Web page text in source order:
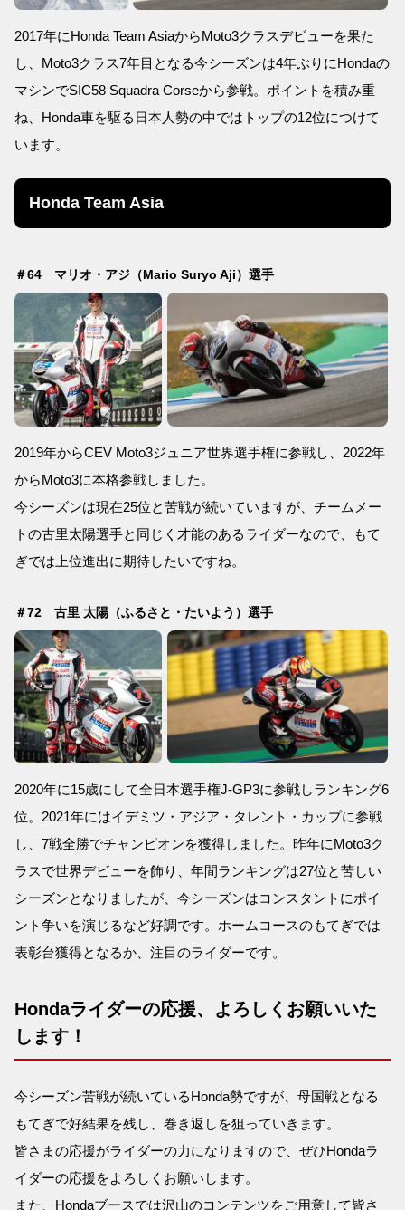
2017年にHonda Team AsiaからMoto3クラスデビューを果た
し、Moto3クラス7年目となる今シーズンは4年ぶりにHondaの
マシンでSIC58 Squadra Corseから参戦。ポイントを積み重
ね、Honda車を駆る日本人勢の中ではトップの12位につけて
います。
Honda Team Asia
＃64 マリオ・アジ（Mario Suryo Aji）選手
2019年からCEV Moto3ジュニア世界選手権に参戦し、2022年
からMoto3に本格参戦しました。
今シーズンは現在25位と苦戦が続いていますが、チームメー
トの古里太陽選手と同じく才能のあるライダーなので、もて
ぎでは上位進出に期待したいですね。
＃72 古里 太陽（ふるさと・たいよう）選手
2020年に15歳にして全日本選手権J-GP3に参戦しランキング6
位。2021年にはイデミツ・アジア・タレント・カップに参戦
し、7戦全勝でチャンピオンを獲得しました。昨年にMoto3ク
ラスで世界デビューを飾り、年間ランキングは27位と苦しい
シーズンとなりましたが、今シーズンはコンスタントにポイ
ント争いを演じるなど好調です。ホームコースのもてぎでは
表彰台獲得となるか、注目のライダーです。
Hondaライダーの応援、よろしくお願いいた
します！
今シーズン苦戦が続いているHonda勢ですが、母国戦となる
もてぎで好結果を残し、巻き返しを狙っていきます。
皆さまの応援がライダーの力になりますので、ぜひHondaラ
イダーの応援をよろしくお願いします。
また、Hondaブースでは沢山のコンテンツをご用意して皆さ